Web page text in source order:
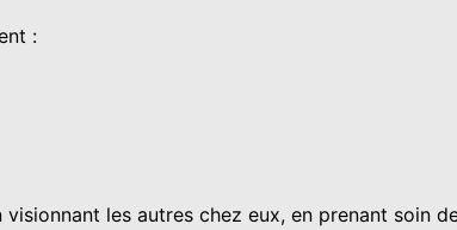
:
les autres chez eux, en prenant soin